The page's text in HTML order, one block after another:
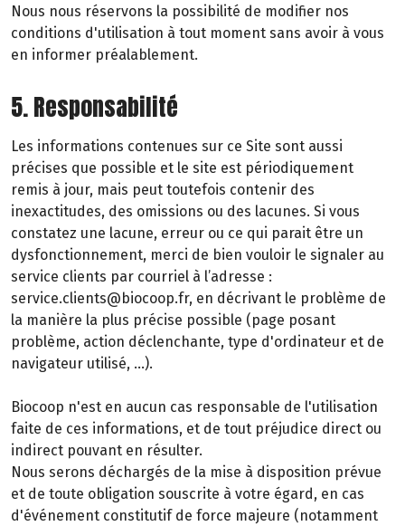
Nous nous réservons la possibilité de modifier nos
conditions d'utilisation à tout moment sans avoir à vous
en informer préalablement.
5. Responsabilité
Les informations contenues sur ce Site sont aussi
précises que possible et le site est périodiquement
remis à jour, mais peut toutefois contenir des
inexactitudes, des omissions ou des lacunes. Si vous
constatez une lacune, erreur ou ce qui parait être un
dysfonctionnement, merci de bien vouloir le signaler au
service clients par courriel à l’adresse :
service.clients@biocoop.fr, en décrivant le problème de
la manière la plus précise possible (page posant
problème, action déclenchante, type d'ordinateur et de
navigateur utilisé, …).
Biocoop n'est en aucun cas responsable de l'utilisation
faite de ces informations, et de tout préjudice direct ou
indirect pouvant en résulter.
Nous serons déchargés de la mise à disposition prévue
et de toute obligation souscrite à votre égard, en cas
d'événement constitutif de force majeure (notamment